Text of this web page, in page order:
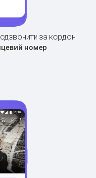
за кордон
номер